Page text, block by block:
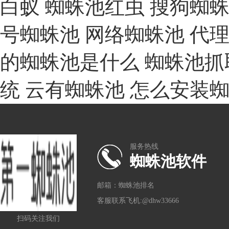
白蚁 蜘蛛池红虫 搜狗蜘
号蜘蛛池 网络蜘蛛池 代
的蜘蛛池是什么 蜘蛛池抓
统 云有蜘蛛池 怎么安装
扫码关注我们
服务热线
蜘蛛池软件
邮箱：蜘蛛池排名
客服联系飞机:@dhw33666